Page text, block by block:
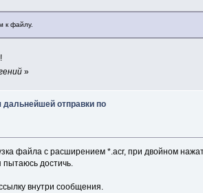
к файлу.
»
отправки по
файла с расширением *.acr, при двойном
достичь.
внутри сообщения.